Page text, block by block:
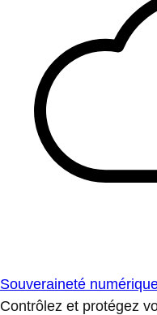
Souveraineté
Contrôlez et protégez